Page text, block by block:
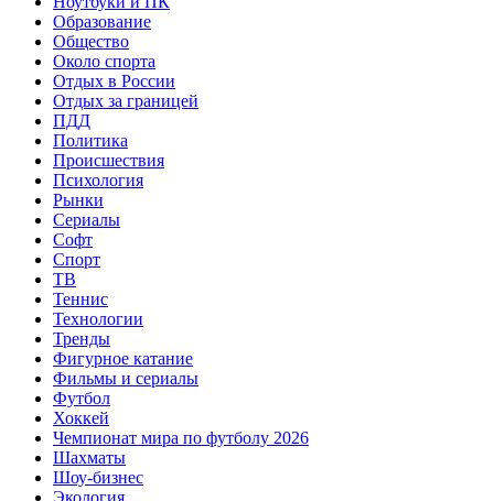
Образование
Общество
Около спорта
Отдых в России
Отдых за границей
ПДД
Политика
Происшествия
Психология
Рынки
Сериалы
Софт
Спорт
ТВ
Теннис
Технологии
Тренды
Фигурное катание
Фильмы и сериалы
Футбол
Хоккей
Чемпионат мира по футболу 2026
Шахматы
Шоу-бизнес
Экология